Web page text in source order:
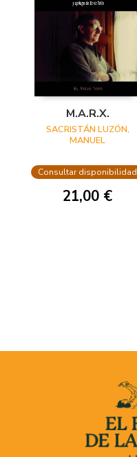
M.A.R.X.
SACRISTÁN LUZÓN,
MANUEL
Consultar disponibilidad
21,00 €